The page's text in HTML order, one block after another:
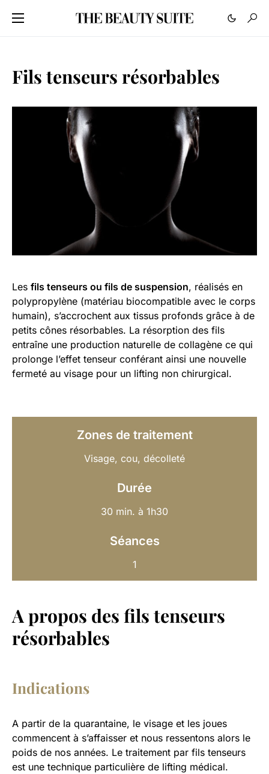
Fils tenseurs résorbables
Les fils tenseurs ou fils de suspension, réalisés en
polypropylène (matériau biocompatible avec le corps
humain), s’accrochent aux tissus profonds grâce à de
petits cônes résorbables. La résorption des fils
entraîne une production naturelle de collagène ce qui
prolonge l’effet tenseur conférant ainsi une nouvelle
fermeté au visage pour un lifting non chirurgical.
Zones de traitement
Visage, cou, décolleté
Durée
30 min. à 1h30
Séances
1
A propos des fils tenseurs
résorbables
Indications
A partir de la quarantaine, le visage et les joues
commencent à s’affaisser et nous ressentons alors le
poids de nos années. Le traitement par fils tenseurs
est une technique particulière de lifting médical.